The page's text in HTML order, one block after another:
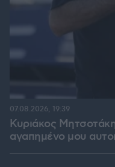
Κυριάκος
αγαπημένο μου
07.08.2026, 19:39